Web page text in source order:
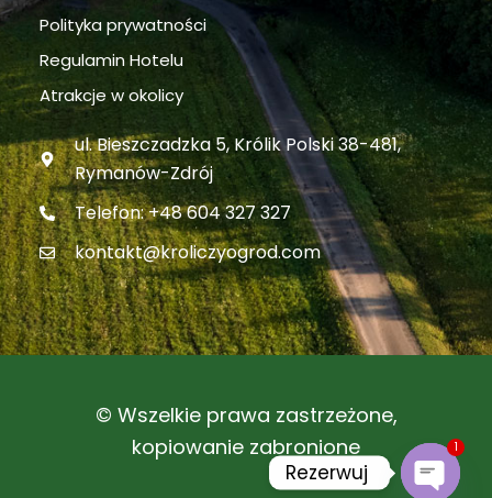
Polityka prywatności
Regulamin Hotelu
Atrakcje w okolicy
ul. Bieszczadzka 5, Królik Polski 38-481,
Rymanów-Zdrój
Telefon: +48 604 327 327
kontakt@kroliczyogrod.com
© Wszelkie prawa zastrzeżone,
kopiowanie zabronione
Rezerwuj